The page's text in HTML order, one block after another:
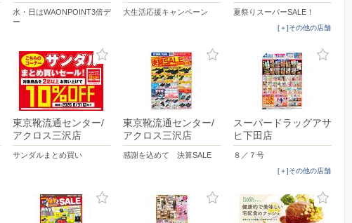
水・日はWAONPOINT3倍デ
ー
大生活応援キャンペーン 夏祭りスーパーSALE！
[＋]その他の店舗
東京靴流通センター/
アクロス三沢店
サンダルまとめ買い
東京靴流通センター/
アクロス三沢店
感謝を込めて 決算SALE
スーパードラッグアサ
ヒ下田店
８／７号
[＋]その他の店舗